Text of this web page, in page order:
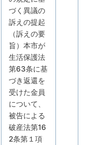
づく異議の
訴えの提起
（訴えの要
旨）本市が
生活保護法
第63条に基
づき返還を
受けた金員
について、
被告による
破産法第16
2条第１項